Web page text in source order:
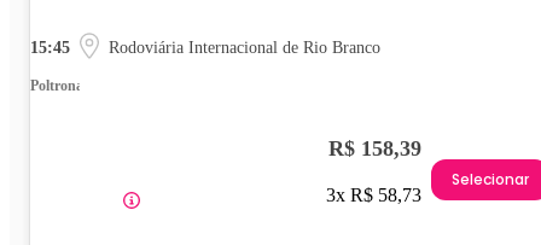
15:45 Rodoviária Internacional de Rio Branco
Poltrona
R$ 158,39
3x R$ 58,73
Selecionar